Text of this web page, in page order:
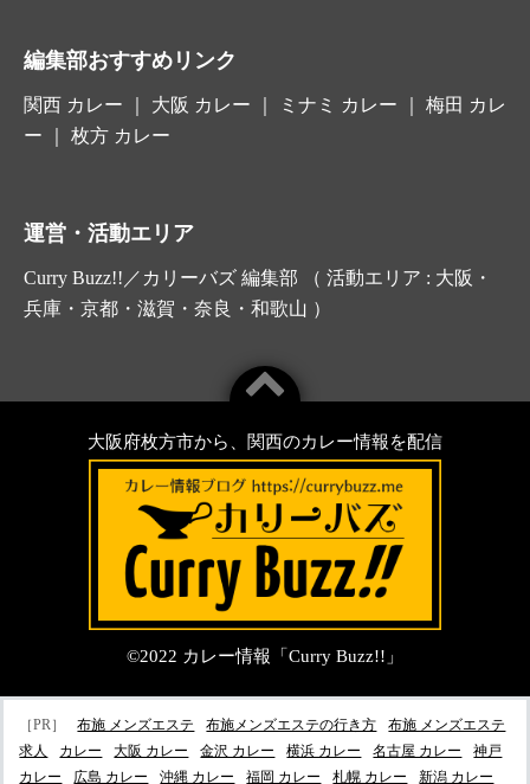
編集部おすすめリンク
関西 カレー 大阪 カレー ｜ ミナミ カレー ｜ 梅田 カレ
ー ｜ 枚方 カレー
運営・活動エリア
Curry Buzz!!／カリーバズ 編集部 （ 活動エリア : 大阪・
兵庫・京都・滋賀・奈良・和歌山 ）
大阪府枚方市から、関西のカレー情報を配信
©2022 カレー情報「Curry Buzz!!」
［PR］ 布施 メンズエステ 布施メンズエステの行き方
布施 メンズエステ
求人
カレー 大阪 カレー 金沢 カレー 横浜 カレー 名古屋 カレー
神戸
カレー
広島 カレー 沖縄 カレー 福岡 カレー 札幌 カレー 新潟 カレー